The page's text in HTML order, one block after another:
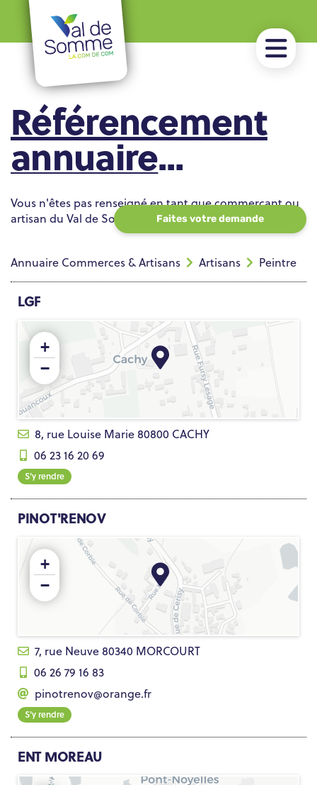
Référencement
annuaire
Commerces &
Artisans
Vous n'êtes pas renseigné en tant que commerçant ou
artisan du Val de Somme ?
Faites votre demande
Annuaire Commerces & Artisans Artisans Peintre
LGF
8, rue Louise Marie 80800 CACHY
06 23 16 20 69
S'y rendre
+
−
PINOT'RENOV
7, rue Neuve 80340 MORCOURT
06 26 79 16 83
pinotrenov@orange.fr
S'y rendre
+
−
ENT MOREAU